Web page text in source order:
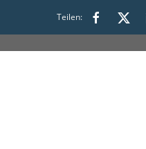
Teilen: